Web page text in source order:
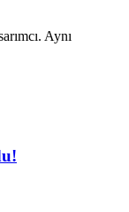
Aynı